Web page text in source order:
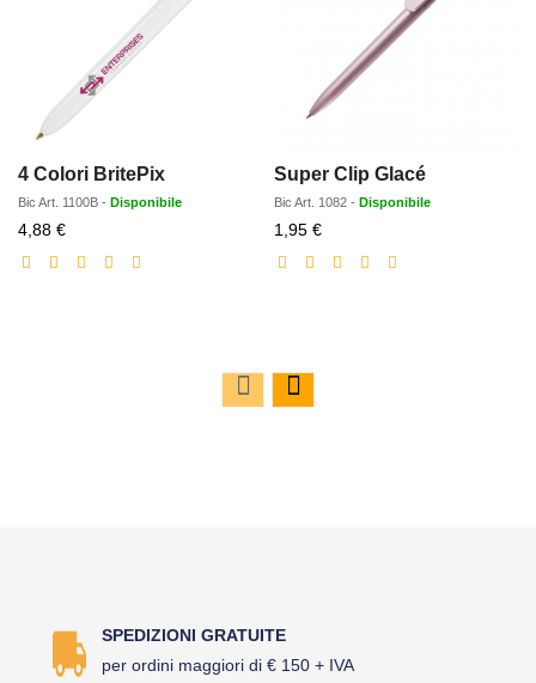
4 Colori BritePix
Bic Art. 1100B - Disponibile
4,88 €Prezzo
scontato
Super Clip Glacé
Bic Art. 1082 - Disponibile
1,95 €Prezzo
scontato
SPEDIZIONI GRATUITE
per ordini maggiori di € 150 + IVA